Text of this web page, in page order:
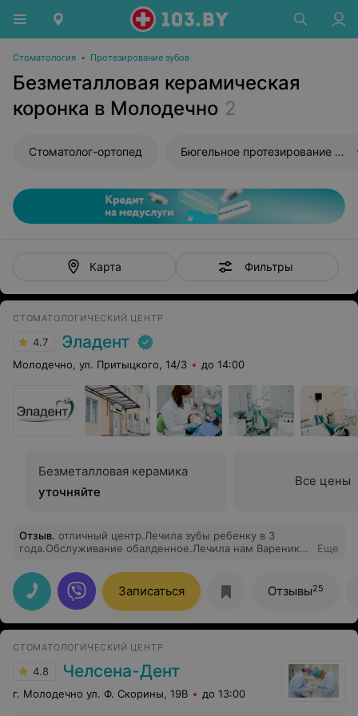
Стоматология • Протезирование зубов
Безметалловая керамическая
коронка в Молодечно 2
Стоматолог-ортопед Бюгельное протезирование зубов
Карта Фильтры
СТОМАТОЛОГИЧЕСКИЙ ЦЕНТР
4.7 Эладент
Молодечно, ул. Притыцкого, 14/3 до 14:00
Безметалловая керамика
уточняйте
Все цены
Отзыв. отличный центр.Лечила зубы ребенку в 3
года.Обслуживание обалденное.Лечила нам Вареник
подход к детям.Так как работает она в детской
стоматологии не работает ни один врач.Цены
доступные.
Еще
Записаться Отзывы25
СТОМАТОЛОГИЧЕСКИЙ ЦЕНТР
4.8 Челсена-Дент
г. Молодечно ул. Ф. Скорины, 19В до 13:00